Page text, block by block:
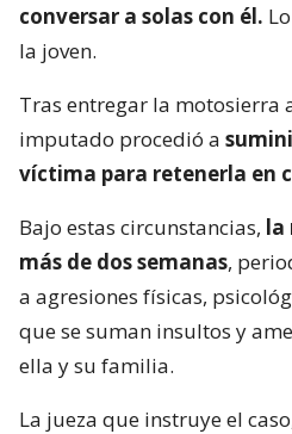
conversar a solas con él.
la joven.
Tras entregar la motosierra
imputado procedió a
víctima para retenerla en
Bajo estas circunstancias, la
más de dos semanas,
a agresiones físicas,
que se suman insultos y
ella y su familia.
La jueza que instruye el